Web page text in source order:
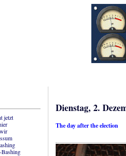
jetzt
Dienstag, 2.
The day after the election